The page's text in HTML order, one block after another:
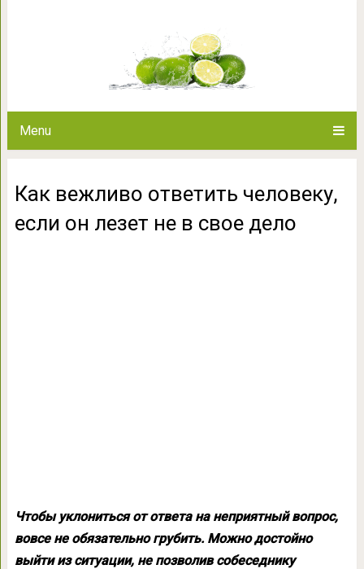
Menu
Как вежливо ответить человеку,
если он лезет не в свое дело
Чтобы уклониться от ответа на неприятный вопрос,
вовсе не обязательно грубить. Можно достойно
выйти из ситуации, не позволив собеседнику